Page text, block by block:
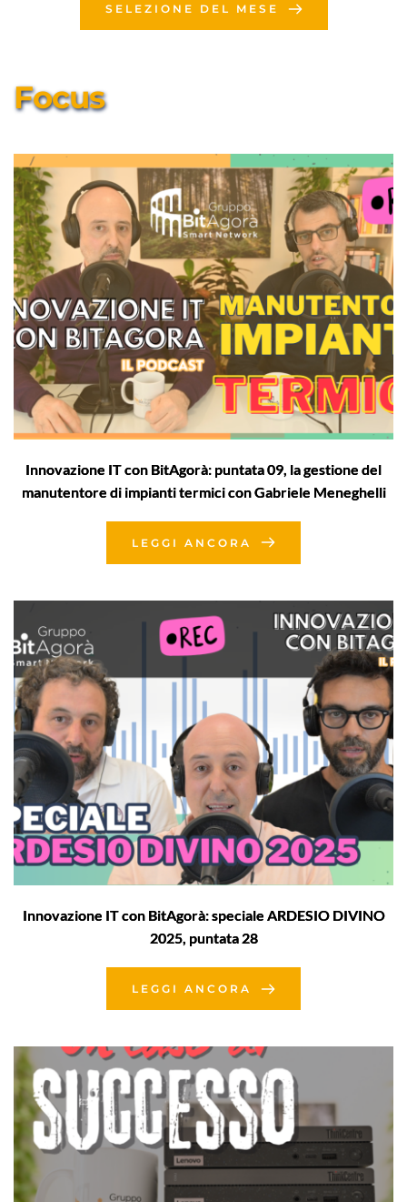
SELEZIONE DEL MESE
Focus
Innovazione IT con BitAgorà: puntata 09, la gestione del
manutentore di impianti termici con Gabriele Meneghelli
LEGGI ANCORA
Innovazione IT con BitAgorà: speciale ARDESIO DIVINO
2025, puntata 28
LEGGI ANCORA